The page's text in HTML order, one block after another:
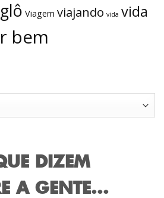
Viagem viajando vida vida
bem
DIZEM
A GENTE...